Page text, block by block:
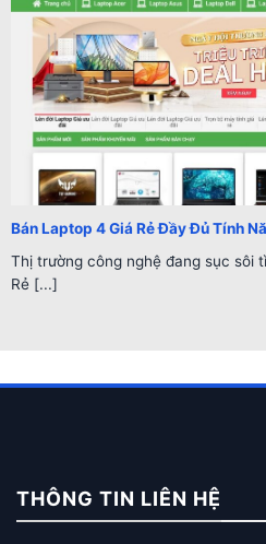
Bán Laptop 4 Giá Rẻ Đầy Đủ Tính
Thị trường công nghệ đang sục sôi
Rẻ [...]
THÔNG TIN LIÊN HỆ